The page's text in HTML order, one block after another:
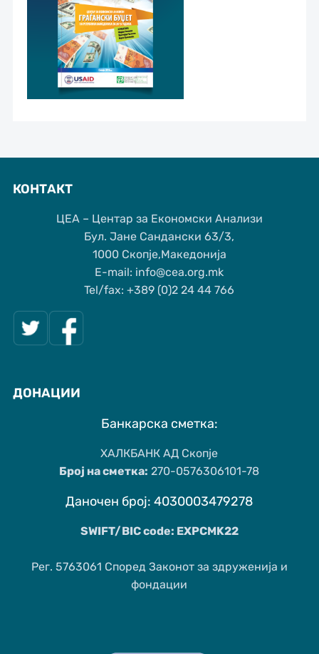
КОНТАКТ
ЦЕА – Центар за Економски Анализи
Бул. Јане Сандански 63/3,
1000 Скопје,Македонија
Е-mail: info@cea.org.mk
Tel/fax: +389 (0)2 24 44 766
ДОНАЦИИ
Банкарска сметка:
ХАЛКБАНК АД Скопје
Број на сметка: 270-0576306101-78
Даночен број: 4030003479278
SWIFT/BIC code: EXPCMK22
Рег. 5763061 Според Законот за здруженија и
фондации